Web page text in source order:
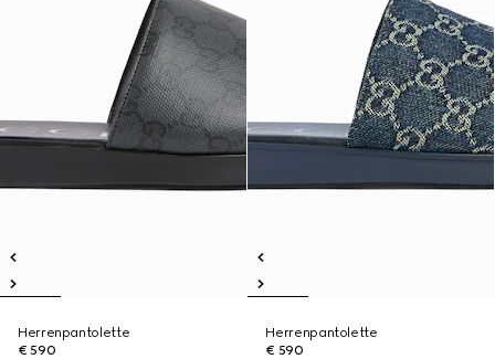
Herrenpantolette
€ 590
Herrenpantolette
€ 590